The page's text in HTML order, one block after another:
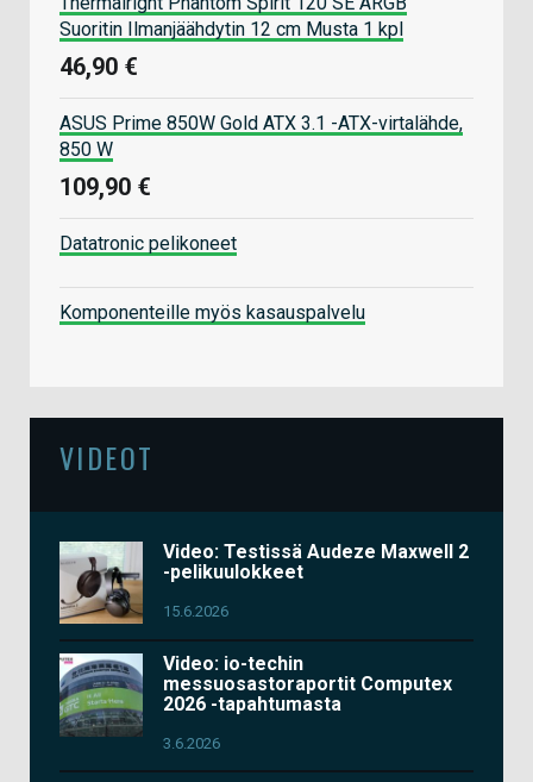
Suoritin Ilmanjäähdytin 12 cm Musta 1 kpl
46,90 €
ASUS Prime 850W Gold ATX 3.1 -ATX-virtalähde,
850 W
109,90 €
Datatronic pelikoneet
Komponenteille myös kasauspalvelu
VIDEOT
Video: Testissä Audeze Maxwell 2
-pelikuulokkeet
15.6.2026
Video: io-techin
messuosastoraportit Computex
2026 -tapahtumasta
3.6.2026